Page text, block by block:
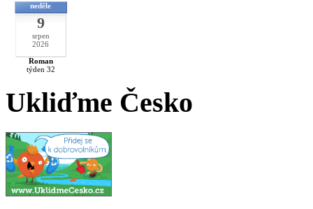
neděle
9
srpen
2026
Roman
týden 32
Ukliďme Česko